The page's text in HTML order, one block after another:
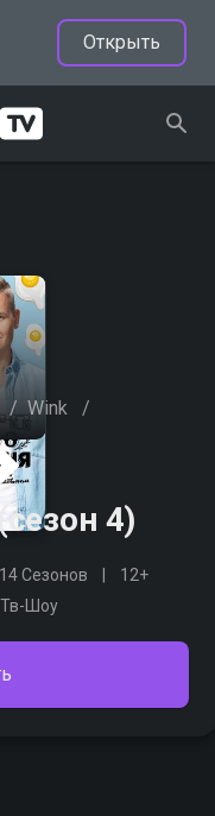
Открыть
/ Wink /
4)
14 Сезонов
12+
Тв-Шоу